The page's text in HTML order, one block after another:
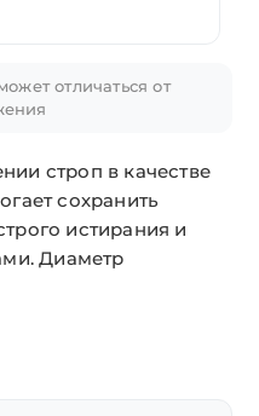
отличаться от
строп в качестве
сохранить
истирания и
Диаметр